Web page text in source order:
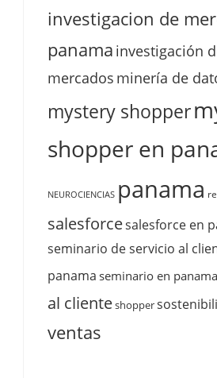
investigacion de
panama investigación
mercados minería de
mystery shopper
shopper en
NEUROCIENCIAS panama
salesforcesalesforce en
seminario de servicio al
panama seminario en panama
al clienteshopper
ventas